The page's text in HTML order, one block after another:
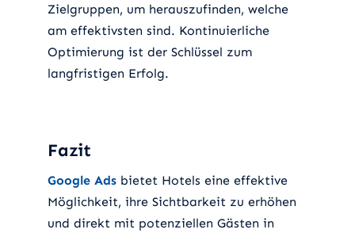
Zielgruppen, um herauszufinden, welche
am effektivsten sind. Kontinuierliche
Optimierung ist der Schlüssel zum
langfristigen Erfolg.
Fazit
Google Adsbietet Hotels eine effektive
Möglichkeit, ihre Sichtbarkeit zu erhöhen
und direkt mit potenziellen Gästen in